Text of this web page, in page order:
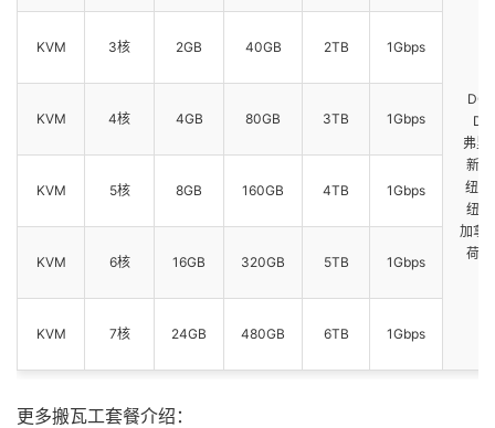
弗里
新
纽约
纽约
加拿
荷
KVM 3核 2GB 40GB 2TB 1Gbps
KVM 4核 4GB 80GB 3TB 1Gbps
KVM 5核 8GB 160GB 4TB 1Gbps
KVM 6核 16GB 320GB 5TB 1Gbps
KVM 7核 24GB 480GB 6TB 1Gbps
更多搬瓦工套餐介绍：